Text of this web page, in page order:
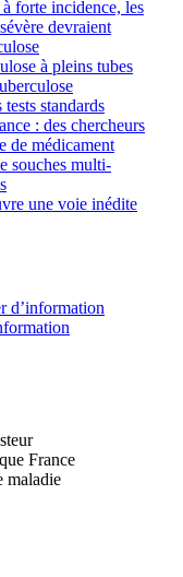
forte incidence, les
devraient
à pleins tubes
standards
: des chercheurs
de médicament
souches multi-
une voie inédite
d’information
France
maladie